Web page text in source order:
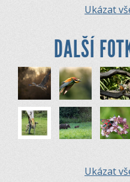
Ukázat
DALŠÍ
Ukázat